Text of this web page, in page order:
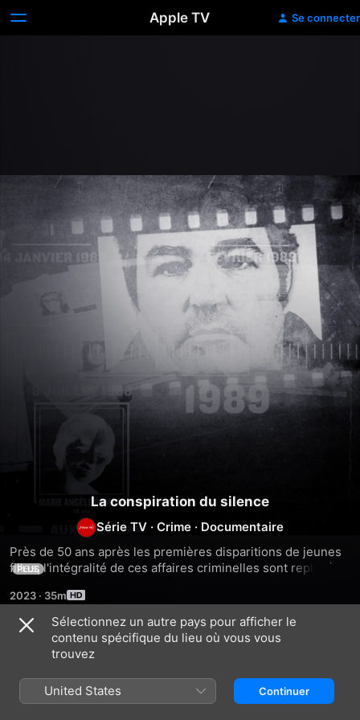
Apple TV Se connecter
La conspiration du silence
Série TV · Crime · Documentaire
Près de 50 ans après les premières disparitions de jeunes
filles, l'intégralité de ces affaires criminelles sont replacées
temps qui s'est écoulé.
PLUS
2023 · 35m
Saison 1
Sélectionnez un autre pays pour afficher le
contenu spécifique du lieu où vous vous
trouvez
United States Continuer